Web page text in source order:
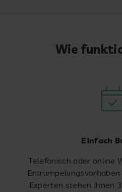
Wie
Einfach
Telefonisch oder online
Experten stehen Ihnen